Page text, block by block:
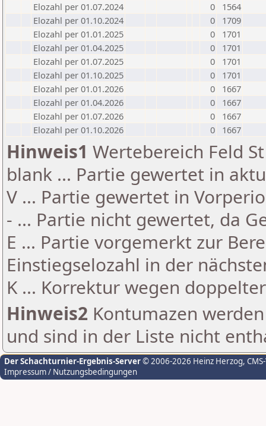
Elozahl per 01.07.2024
0
1564
Elozahl per 01.10.2024
0
1709
Elozahl per 01.01.2025
0
1701
Elozahl per 01.04.2025
0
1701
Elozahl per 01.07.2025
0
1701
Elozahl per 01.10.2025
0
1701
Elozahl per 01.01.2026
0
1667
Elozahl per 01.04.2026
0
1667
Elozahl per 01.07.2026
0
1667
Elozahl per 01.10.2026
0 1667
Hinweis1 Wertebereich Feld
blank ... Partie gewertet in
V ... Partie gewertet in
- ... Partie nicht gewertet, da
E ... Partie vorgemerkt zur
Einstiegselozahl in der
K ... Korrektur wegen
Hinweis2 Kontumazen
und sind in der Liste nicht
Der Schachturnier-Ergebnis-Server© 2006-2026 Heinz Herzog,
Impressum / Nutzungsbedingungen